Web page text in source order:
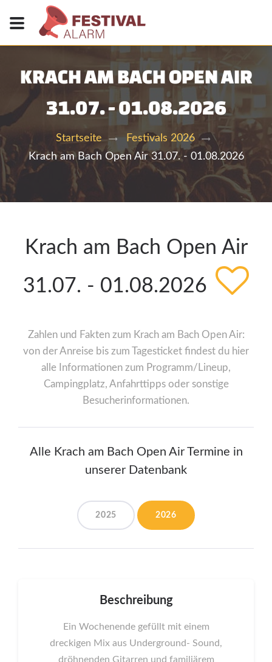
KRACH AM BACH OPEN AIR
31.07. - 01.08.2026
Startseite
Festivals 2026
Krach am Bach Open Air 31.07. - 01.08.2026
Krach am Bach Open Air
31.07. - 01.08.2026
Zahlen und Fakten zum Krach am Bach Open Air:
von der Anreise bis zum Tagesticket findest du hier
alle Informationen zum Programm/Lineup,
Campingplatz, Anfahrttipps oder sonstige
Besucherinformationen.
Alle Krach am Bach Open Air Termine in
unserer Datenbank
2025 2026
Beschreibung
Ein Wochenende gefüllt mit einem
dreckigen Mix aus Underground- Sound,
dröhnenden Gitarren und familiärem